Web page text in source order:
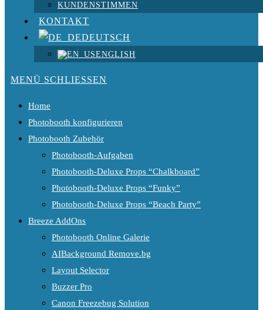
KUNDENSTIMMEN
KONTAKT
DEUTSCH
ENGLISH
MENÜ SCHLIESSEN
Home
Photobooth konfigurieren
Photobooth Zubehör
Photobooth-Aufgaben
Photobooth-Deluxe Props “Chalkboard”
Photobooth-Deluxe Props “Funky”
Photobooth-Deluxe Props “Beach Party”
Breeze AddOns
Photobooth Online Galerie
AIBackground Remove.bg
Layout Selector
Buzzer Pro
Canon Freezebug Solution